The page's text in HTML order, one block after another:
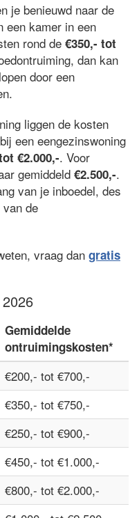
je benieuwd naar de
een kamer in een
rond de €350,- tot
dan kan
door een
liggen de kosten
een eengezinswoning
€2.000,-. Voor
gemiddeld €2.500,-.
van je inboedel, des
de
vraag dan gratis
Gemiddelde
ontruimingskosten*
€200,- tot €700,-
€350,- tot €750,-
€250,- tot €900,-
€450,- tot €1.000,-
€800,- tot €2.000,-